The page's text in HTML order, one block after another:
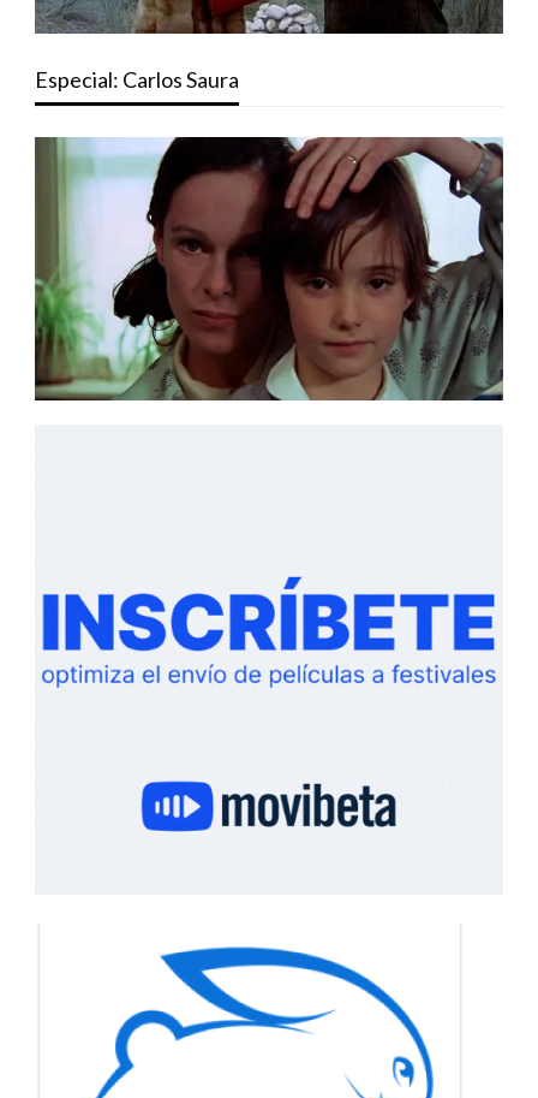
Especial: Carlos Saura